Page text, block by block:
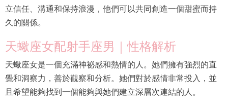
立信任、溝通和保持浪漫，他們可以共同創造一個甜蜜而持
久的關係。
天蠍座女配射手座男｜性格解析
天蠍座女是一個充滿神祕感和熱情的人。她們擁有強烈的直
覺和洞察力，善於觀察和分析。她們對於感情非常投入，並
且希望能夠找到一個能夠與她們建立深層次連結的人。